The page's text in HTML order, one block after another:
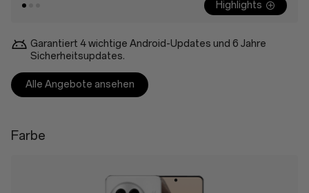
Highlights
Garantiert 4 wichtige Android-Updates und 6 Jahre
Sicherheitsupdates.
Alle Angebote ansehen
Farbe